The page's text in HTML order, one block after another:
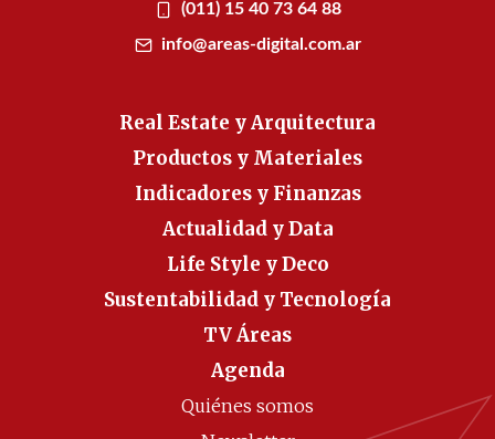
(011) 15 40 73 64 88
info@areas-digital.com.ar
Real Estate y Arquitectura
Productos y Materiales
Indicadores y Finanzas
Actualidad y Data
Life Style y Deco
Sustentabilidad y Tecnología
TV Áreas
Agenda
Quiénes somos